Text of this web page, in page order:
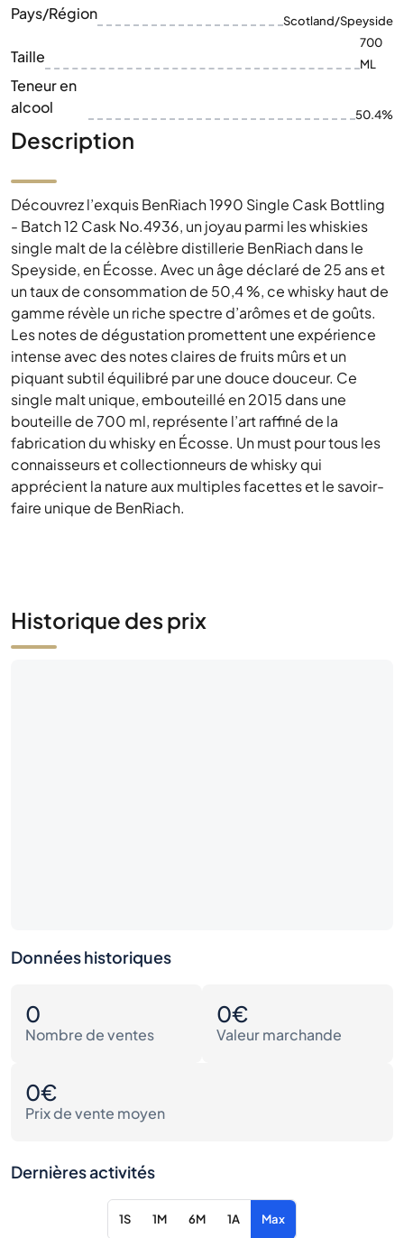
Pays/Région Scotland/Speyside
Taille
700
ML
Teneur en
alcool
50.4%
Description
Découvrez l’exquis BenRiach 1990 Single Cask Bottling
- Batch 12 Cask No.4936, un joyau parmi les whiskies
single malt de la célèbre distillerie BenRiach dans le
Speyside, en Écosse. Avec un âge déclaré de 25 ans et
un taux de consommation de 50,4 %, ce whisky haut de
gamme révèle un riche spectre d’arômes et de goûts.
Les notes de dégustation promettent une expérience
intense avec des notes claires de fruits mûrs et un
piquant subtil équilibré par une douce douceur. Ce
single malt unique, embouteillé en 2015 dans une
bouteille de 700 ml, représente l’art raffiné de la
fabrication du whisky en Écosse. Un must pour tous les
connaisseurs et collectionneurs de whisky qui
apprécient la nature aux multiples facettes et le savoir-
faire unique de BenRiach.
Historique des prix
Données historiques
0
Nombre de ventes
0€
Valeur marchande
0€
Prix de vente moyen
Dernières activités
1S 1M 6M 1A Max